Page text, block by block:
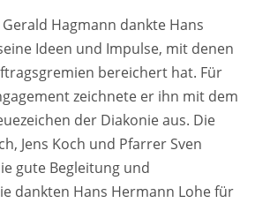
Hagmann dankte Hans
Ideen und Impulse, mit denen
bereichert hat. Für
zeichnete er ihn mit dem
der Diakonie aus. Die
Jens Koch und Pfarrer Sven
gute Begleitung und
dankten Hans Hermann Lohe für